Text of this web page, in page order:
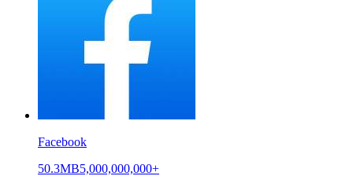
Facebook
50.3MB5,000,000,000+